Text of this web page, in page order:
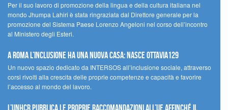
Per il suo lavoro di promozione della lingua e della cultura italiana nel
mondo Jhumpa Lahiri è stata ringraziata dal Direttore generale per la
promozione del Sistema Paese Lorenzo Angeloni nel corso dell’incontro
al Ministero degli Esteri.
A Roma l’inclusione ha una nuova casa: nasce Ottavia129
Un nuovo spazio dedicato da INTERSOS all’inclusione sociale, attraverso
corsi rivolti alla crescita delle proprie competenze e capacità e favorire
l’accesso al mondo del lavoro.